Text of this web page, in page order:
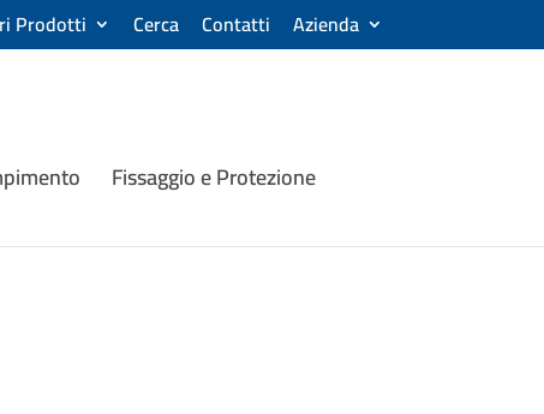
Prodotti Cerca Contatti Azienda
Fissaggio e Protezione